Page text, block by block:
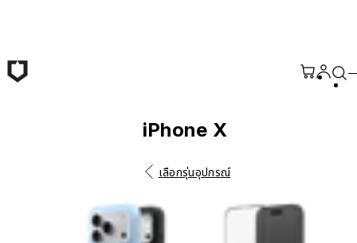
iPhone X
เลือกรุ่นอุปกรณ์